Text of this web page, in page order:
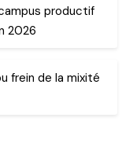
productif
2026
frein de la mixité